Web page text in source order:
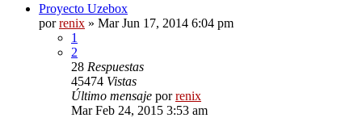
Proyecto Uzebox
porrenix » Mar Jun 17, 2014 6:04 pm
1
2
28 Respuestas
45474 Vistas
Último mensaje porrenix
Mar Feb 24, 2015 3:53 am